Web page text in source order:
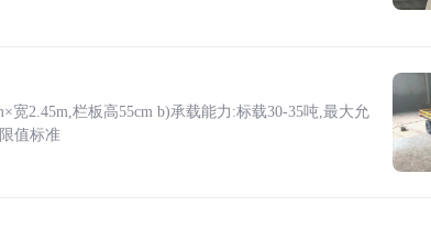
宽2.45m,栏板高55cm b)承载能力:标载30-35吨,最大允
值标准